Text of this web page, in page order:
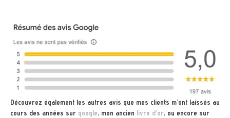
Découvrez également les autres avis que mes clients m’ont laissés au
cours des années sur google, mon ancien livre d’or, ou encore sur